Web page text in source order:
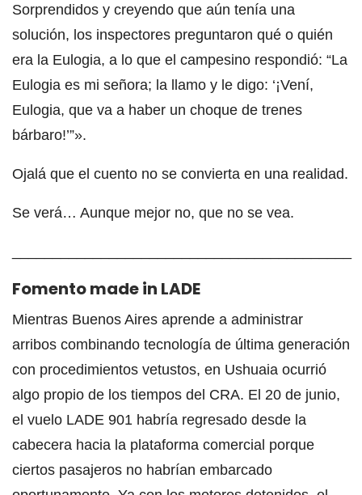
Sorprendidos y creyendo que aún tenía una
solución, los inspectores preguntaron qué o quién
era la Eulogia, a lo que el campesino respondió: “La
Eulogia es mi señora; la llamo y le digo: ‘¡Vení,
Eulogia, que va a haber un choque de trenes
bárbaro!’”».
Ojalá que el cuento no se convierta en una realidad.
Se verá… Aunque mejor no, que no se vea.
Fomento made in LADE
Mientras Buenos Aires aprende a administrar
arribos combinando tecnología de última generación
con procedimientos vetustos, en Ushuaia ocurrió
algo propio de los tiempos del CRA. El 20 de junio,
el vuelo LADE 901 habría regresado desde la
cabecera hacia la plataforma comercial porque
ciertos pasajeros no habrían embarcado